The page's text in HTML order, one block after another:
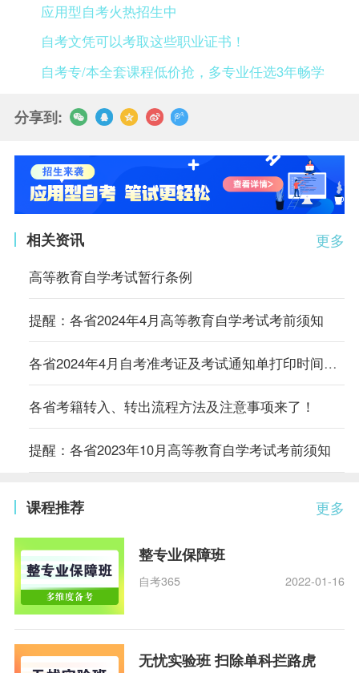
应用型自考火热招生中
自考文凭可以考取这些职业证书！
自考专/本全套课程低价抢，多专业任选3年畅学
分享到:
更多
相关资讯
高等教育自学考试暂行条例
提醒：各省2024年4月高等教育自学考试考前须知
各省2024年4月自考准考证及考试通知单打印时间及入口汇总
各省考籍转入、转出流程方法及注意事项来了！
提醒：各省2023年10月高等教育自学考试考前须知
更多
课程推荐
整专业保障班
自考365 2022-01-16
无忧实验班 扫除单科拦路虎